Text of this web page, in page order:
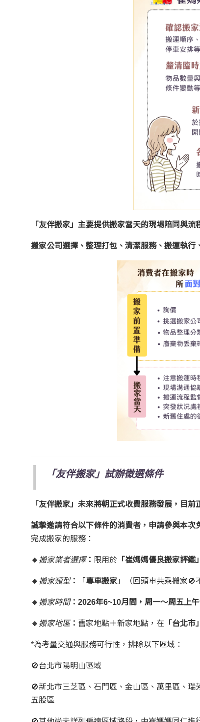
「友伴搬家」主要提供搬家當天的現場陪同與流
搬家公司選擇、整理打包、清潔服務、搬運執
「友伴搬家」試辦徵選條件
「友伴搬家」未來將朝正式收費服務發展，目前
誠摯邀請符合以下條件的消費者，申請參與本次
完成搬家的服務：
🔸 搬家業者選擇： 限用於 「崔媽媽優良搬家評鑑
🔸 搬家類型： 「 專車搬家 」（回頭車共乘搬家🚫
🔸 搬家時間： 2026年6~10月間， 周一～周五上
🔸 搬家地區： 舊家地點＋新家地點，在 「台北市」
*為考量交通與服務可行性，排除以下區域：
🚫台北市陽明山區域
🚫​新北市三芝區、石門區、金山區、萬里區、
五股區